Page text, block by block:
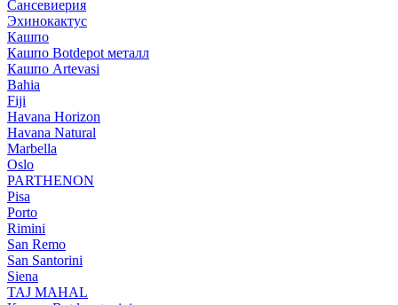
Сансевиерия
Эхинокактус
Кашпо
Кашпо Botdepot металл
Кашпо Artevasi
Bahia
Fiji
Havana Horizon
Havana Natural
Marbella
Oslo
PARTHENON
Pisa
Porto
Rimini
San Remo
San Santorini
Siena
TAJ MAHAL